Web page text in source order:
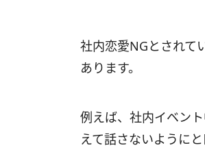
社内恋愛NGとされて
あります。
例えば、社内イベン
えて話さないように